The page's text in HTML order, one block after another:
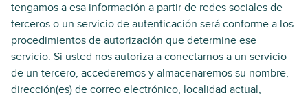
tengamos a esa información a partir de redes sociales de
terceros o un servicio de autenticación será conforme a los
procedimientos de autorización que determine ese
servicio. Si usted nos autoriza a conectarnos a un servicio
de un tercero, accederemos y almacenaremos su nombre,
dirección(es) de correo electrónico, localidad actual,